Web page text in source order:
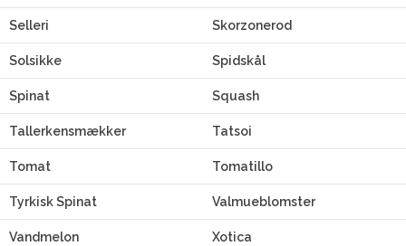
Selleri Skorzonerod
Solsikke Spidskål
Spinat Squash
Tallerkensmækker Tatsoi
Tomat Tomatillo
Tyrkisk Spinat Valmueblomster
Vandmelon Xotica